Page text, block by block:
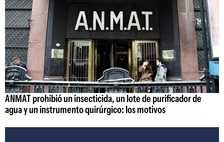
ANMAT prohibió un insecticida, un lote de purificador de
agua y un instrumento quirúrgico: los motivos